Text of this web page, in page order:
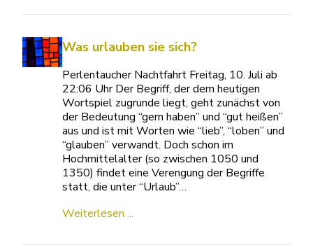
Was urlauben sie sich?
Perlentaucher Nachtfahrt Freitag, 10. Juli ab
22:06 Uhr Der Begriff, der dem heutigen
Wortspiel zugrunde liegt, geht zunächst von
der Bedeutung “gern haben” und “gut heißen”
aus und ist mit Worten wie “lieb”, “loben” und
“glauben” verwandt. Doch schon im
Hochmittelalter (so zwischen 1050 und
1350) findet eine Verengung der Begriffe
statt, die unter “Urlaub”…
Weiterlesen ...